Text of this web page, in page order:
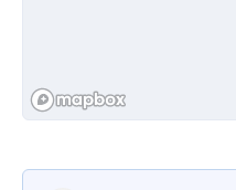
քաղաքներից
տարվա բոլոր